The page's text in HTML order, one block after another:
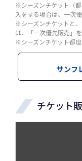
※シーズンチケット（
入をする場合は、一次
※シーズンチケットと
は、「一次優先販売」
※シーズンチケット都
サンフ
チケット